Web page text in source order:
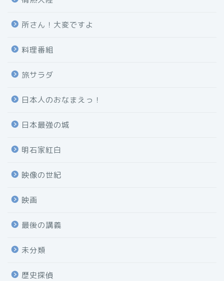
所さん！大変ですよ
料理番組
旅サラダ
日本人のおなまえっ！
日本最強の城
明石家紅白
映像の世紀
映画
最後の講義
未分類
歴史探偵